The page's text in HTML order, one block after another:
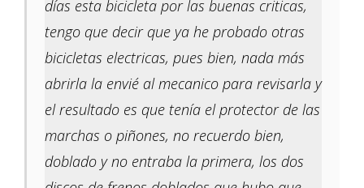
días esta bicicleta por las buenas criticas,
tengo que decir que ya he probado otras
bicicletas electricas, pues bien, nada más
abrirla la envié al mecanico para revisarla y
el resultado es que tenía el protector de las
marchas o piñones, no recuerdo bien,
doblado y no entraba la primera, los dos